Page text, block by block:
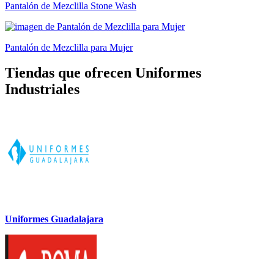
Pantalón de Mezclilla Stone Wash
Pantalón de Mezclilla para Mujer
Tiendas que ofrecen Uniformes
Industriales
Uniformes Guadalajara